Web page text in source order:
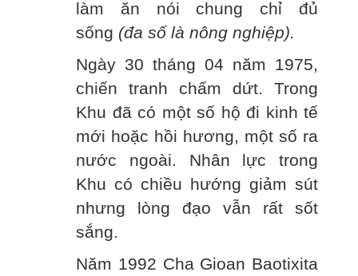
làm ăn nói chung chỉ đủ
sống (đa số là nông nghiệp).
Ngày 30 tháng 04 năm 1975,
chiến tranh chấm dứt. Trong
Khu đã có một số hộ đi kinh tế
mới hoặc hồi hương, một số ra
nước ngoài. Nhân lực trong
Khu có chiều hướng giảm sút
nhưng lòng đạo vẫn rất sốt
sắng.
Năm 1992 Cha Gioan Baotixita